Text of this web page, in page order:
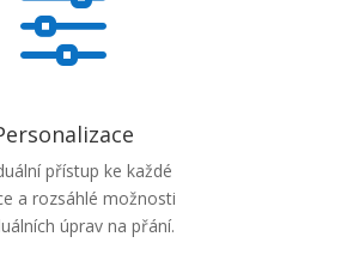
f
přístup ke každé
a rozsáhlé možnosti
úprav na přání.